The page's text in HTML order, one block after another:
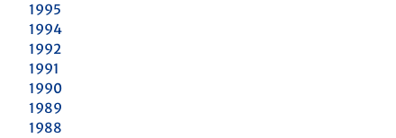
1995
1994
1992
1991
1990
1989
1988